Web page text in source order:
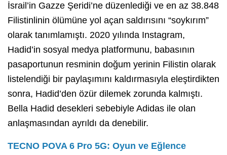
İsrail’in Gazze Şeridi’ne düzenlediği ve en az 38.848
Filistinlinin ölümüne yol açan saldırısını “soykırım”
olarak tanımlamıştı. 2020 yılında Instagram,
Hadid’in sosyal medya platformunu, babasının
pasaportunun resminin doğum yerinin Filistin olarak
listelendiği bir paylaşımını kaldırmasıyla eleştirdikten
sonra, Hadid’den özür dilemek zorunda kalmıştı.
Bella Hadid desekleri sebebiyle Adidas ile olan
anlaşmasından ayrıldı da denebilir.
TECNO POVA 6 Pro 5G: Oyun ve Eğlence